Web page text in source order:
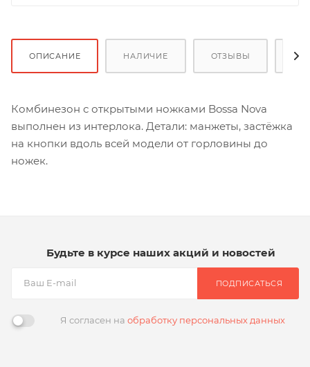
ОПИСАНИЕ НАЛИЧИЕ ОТЗЫВЫ
Комбинезон с открытыми ножками Bossa Nova
выполнен из интерлока. Детали: манжеты, застёжка
на кнопки вдоль всей модели от горловины до
ножек.
Будьте в курсе наших акций и новостей
Я согласен на обработку персональных данных
ПОДПИСАТЬСЯ